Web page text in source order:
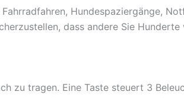
Hundespaziergänge,
dass andere Sie
zu tragen. Eine Taste steuert 3